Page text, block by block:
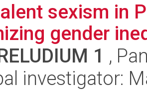
sexism in
gender
1 ,
investigator: